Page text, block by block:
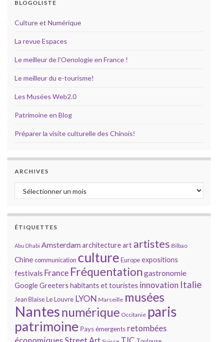
BLOGOLISTE
Culture et Numérique
La revue Espaces
Le meilleur de l'Oenologie en France !
Le meilleur du e-tourisme!
Les Musées Web2.0
Patrimoine en Blog
Préparer la visite culturelle des Chinois!
ARCHIVES
Archives
ÉTIQUETTES
Abu Dhabi Amsterdamarchitectureart artistes Bilbao
Chinecommunication culture Europeexpositions
festivals France Fréquentation gastronomie
GoogleGreeters habitants et touristes innovation Italie
Jean BlaiseLe Louvre LYON Marseille musées
Nantes numérique Occitanie paris
patrimoine Pays émergents retombées